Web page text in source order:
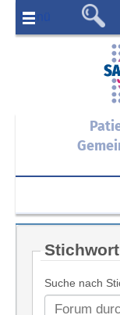
Menü
Stichwort
Suche nach